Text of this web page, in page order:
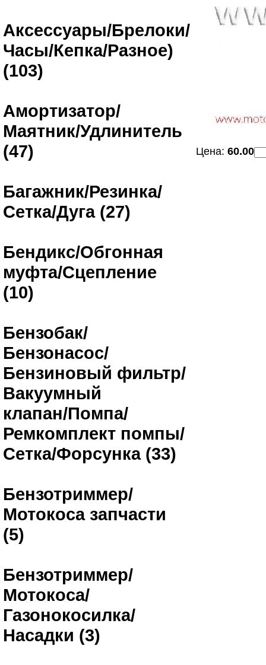
Аксессуары/Брелоки/
Часы/Кепка/Разное)
(103)
Амортизатор/
Маятник/Удлинитель
(47)
Багажник/Резинка/
Сетка/Дуга (27)
Бендикс/Обгонная
муфта/Сцепление
(10)
Бензобак/
Бензонасос/
Бензиновый фильтр/
Вакуумный
клапан/Помпа/
Ремкомплект помпы/
Сетка/Форсунка (33)
Бензотриммер/
Мотокоса запчасти
(5)
Бензотриммер/
Мотокоса/
Газонокосилка/
Насадки (3)
Цена: 60.00